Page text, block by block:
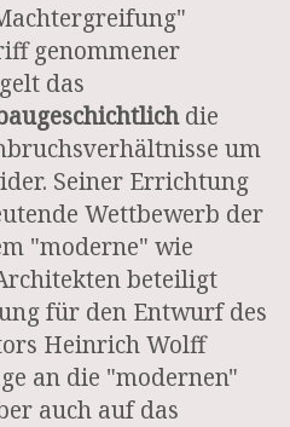
genommener
das
die
um
Seiner Errichtung
Wettbewerb der
"moderne" wie
beteiligt
für den Entwurf des
Heinrich Wolff
an die "modernen"
auch auf das